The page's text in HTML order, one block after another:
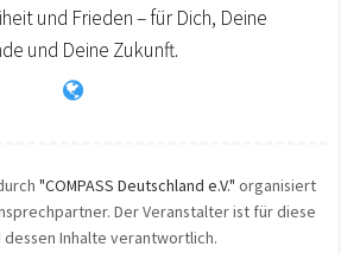
und Frieden – für Dich, Deine
und Deine Zukunft.
"COMPASS Deutschland e.V." organisiert
Der Veranstalter ist für diese
dessen Inhalte verantwortlich.